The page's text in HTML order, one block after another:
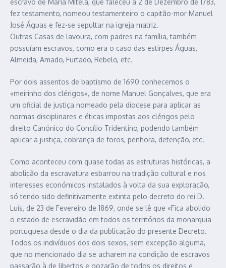
fez testamento, nomeou testamenteiro o capitão-mor Manuel
José Águas e fez-se sepultar na igreja matriz.
Outras Casas de lavoura, com padres na família, também
possuíam escravos, como era o caso das estirpes Águas,
Almeida, Amado, Furtado, Rebelo, etc.
Por dois assentos de baptismo de 1690 conhecemos o
«meirinho dos clérigos», de nome Manuel Gonçalves, que era
um oficial de justiça nomeado pela diocese para aplicar as
normas disciplinares e éticas impostas aos clérigos pelo
direito Canónico do Concílio Tridentino, podendo também
aplicar a justiça, cobrança de foros, penhora, detenção, etc.
Como aconteceu com quase todas as estruturas históricas, a
abolição da escravatura esbarrou na tradição cultural e nos
interesses económicos instalados à volta da sua exploração,
só tendo sido definitivamente extinta pelo decreto do rei D.
Luís, de 23 de Fevereiro de 1869, onde se lê que «Fica abolido
o estado de escravidão em todos os territórios da monarquia
portuguesa desde o dia da publicação do presente Decreto.
Todos os indivíduos dos dois sexos, sem excepção alguma,
que no mencionado dia se acharem na condição de escravos
passarão à de libertos e gozarão de todos os direitos e